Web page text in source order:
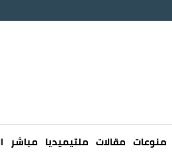
منوعات مقالات ملتيميديا مباشر